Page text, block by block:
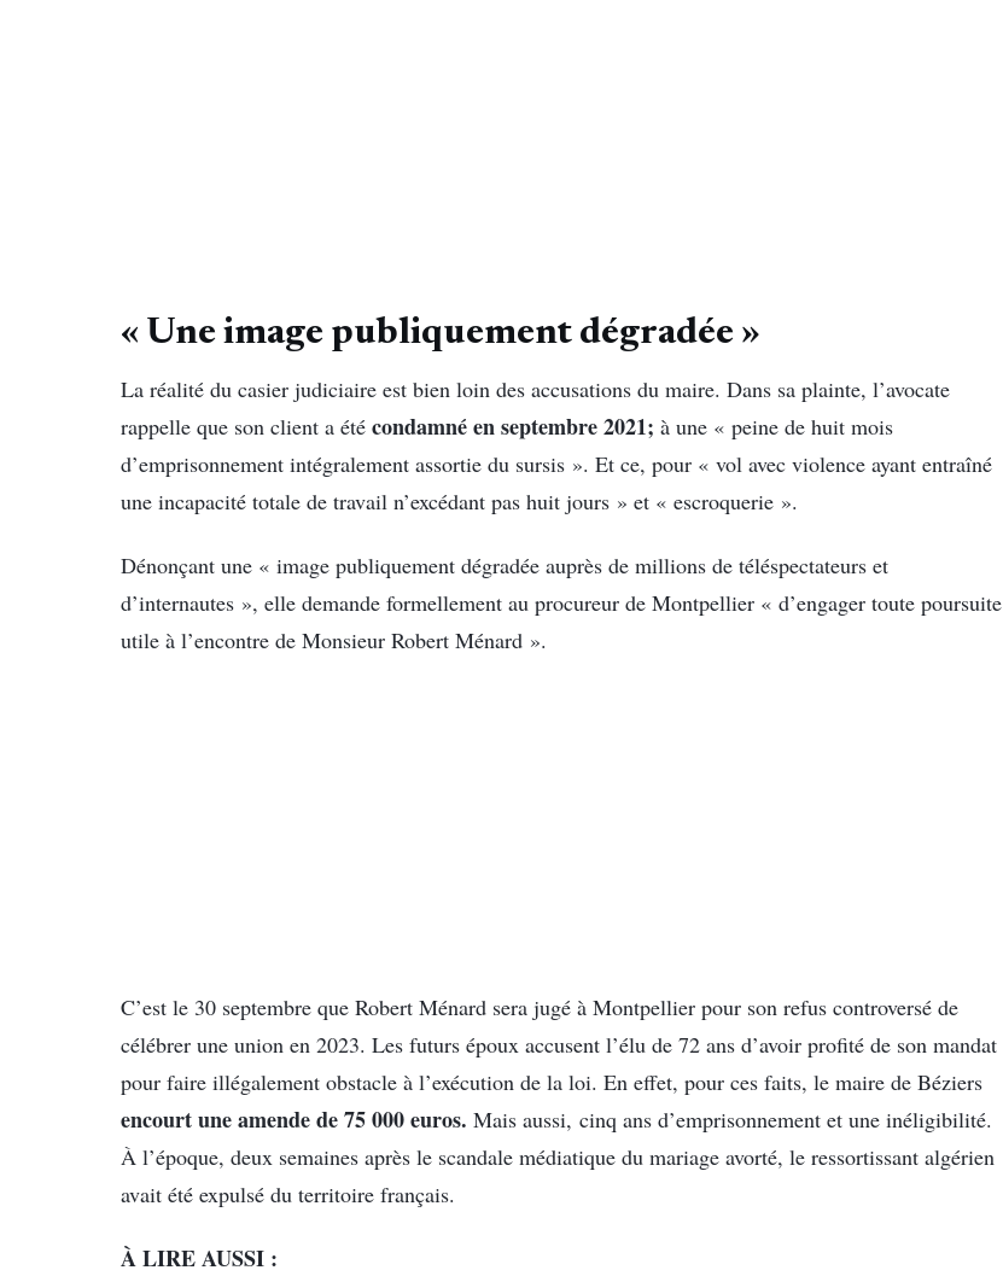
« Une image publiquement dégradée »
La réalité du casier judiciaire est bien loin des accusations du maire. Dans sa plainte, l’avocate
rappelle que son client a été condamné en septembre 2021; à une « peine de huit mois
d’emprisonnement intégralement assortie du sursis ». Et ce, pour « vol avec violence ayant entraîné
une incapacité totale de travail n’excédant pas huit jours » et « escroquerie ».
Dénonçant une « image publiquement dégradée auprès de millions de téléspectateurs et
d’internautes », elle demande formellement au procureur de Montpellier « d’engager toute poursuite
utile à l’encontre de Monsieur Robert Ménard ».
C’est le 30 septembre que Robert Ménard sera jugé à Montpellier pour son refus controversé de
célébrer une union en 2023. Les futurs époux accusent l’élu de 72 ans d’avoir profité de son mandat
pour faire illégalement obstacle à l’exécution de la loi. En effet, pour ces faits, le maire de Béziers
encourt une amende de 75 000 euros. Mais aussi, cinq ans d’emprisonnement et une inéligibilité.
À l’époque, deux semaines après le scandale médiatique du mariage avorté, le ressortissant algérien
avait été expulsé du territoire français.
À LIRE AUSSI :